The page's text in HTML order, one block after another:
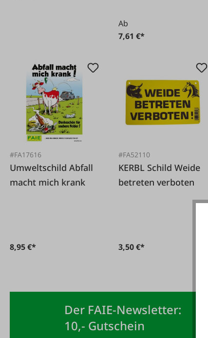
Ab
7,61 €*
#FA17616
Umweltschild Abfall
macht mich krank
8,95 €*
#FA52110
KERBL Schild Weide
betreten verboten
3,50 €*
Der FAIE-Newsletter:
10,- Gutschein